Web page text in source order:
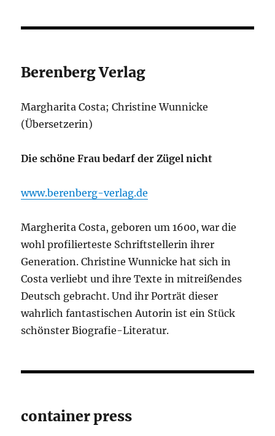
Berenberg Verlag
Margharita Costa; Christine Wunnicke
(Übersetzerin)
Die schöne Frau bedarf der Zügel nicht
www.berenberg-verlag.de
Margherita Costa, geboren um 1600, war die
wohl profilierteste Schriftstellerin ihrer
Generation. Christine Wunnicke hat sich in
Costa verliebt und ihre Texte in mitreißendes
Deutsch gebracht. Und ihr Porträt dieser
wahrlich fantastischen Autorin ist ein Stück
schönster Biografie-Literatur.
container press